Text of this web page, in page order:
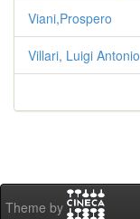
Viani,Prospero
Villari, Luigi Antonio
Theme by